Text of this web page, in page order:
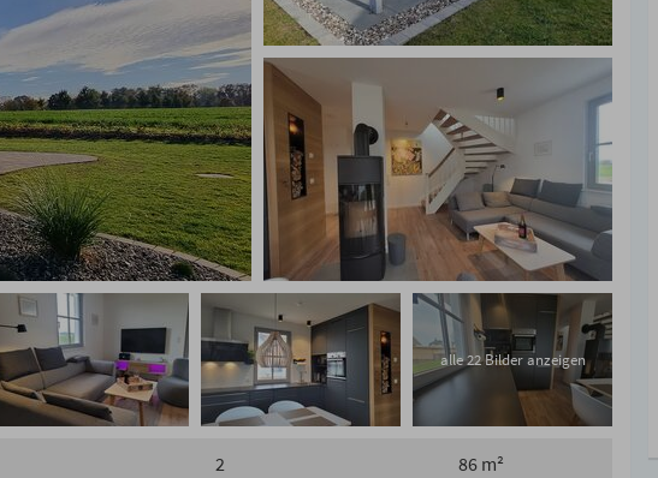
alle 22 Bilder anzeigen
2 86 m²